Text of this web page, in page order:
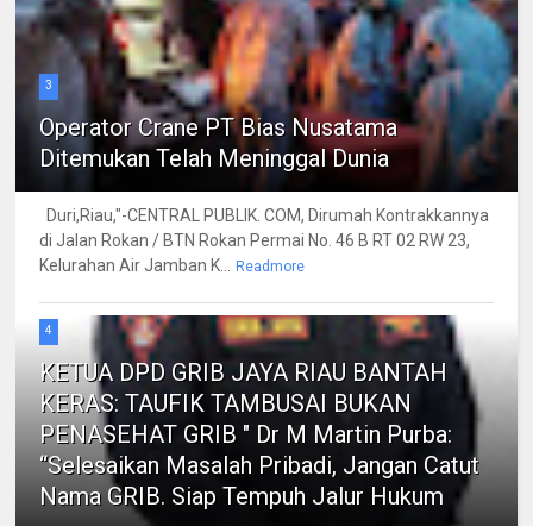
3
Operator Crane PT Bias Nusatama
Ditemukan Telah Meninggal Dunia
Duri,Riau,"-CENTRAL PUBLIK. COM, Dirumah Kontrakkannya
di Jalan Rokan / BTN Rokan Permai No. 46 B RT 02 RW 23,
Kelurahan Air Jamban K...
Readmore
4
KETUA DPD GRIB JAYA RIAU BANTAH
KERAS: TAUFIK TAMBUSAI BUKAN
PENASEHAT GRIB " Dr M Martin Purba:
“Selesaikan Masalah Pribadi, Jangan Catut
Nama GRIB. Siap Tempuh Jalur Hukum